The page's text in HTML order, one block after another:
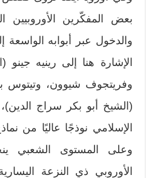
بعض المفكّرين الأوروبيين
والدخول عبر أبوابه
الإشارة هنا إلى رينيه جينو
وفريتجوف شيوون، وتيتوس
(الشيخ أبو بكر سراج
الإسلامي نوذجًا عاليًا من
وعلى المستوى الشعبي
الأوروبي ذي النزعة